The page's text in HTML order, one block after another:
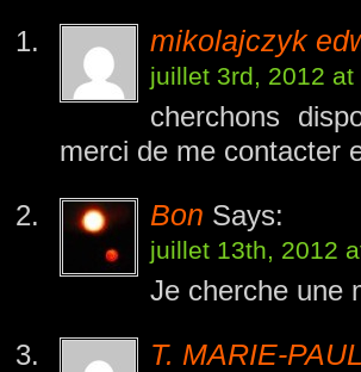
mikolajczyk
juillet 3rd, 2012 at
cherchons
merci de me contacter
Bon Says:
juillet 13th, 2012
Je cherche une
T. MARIE-